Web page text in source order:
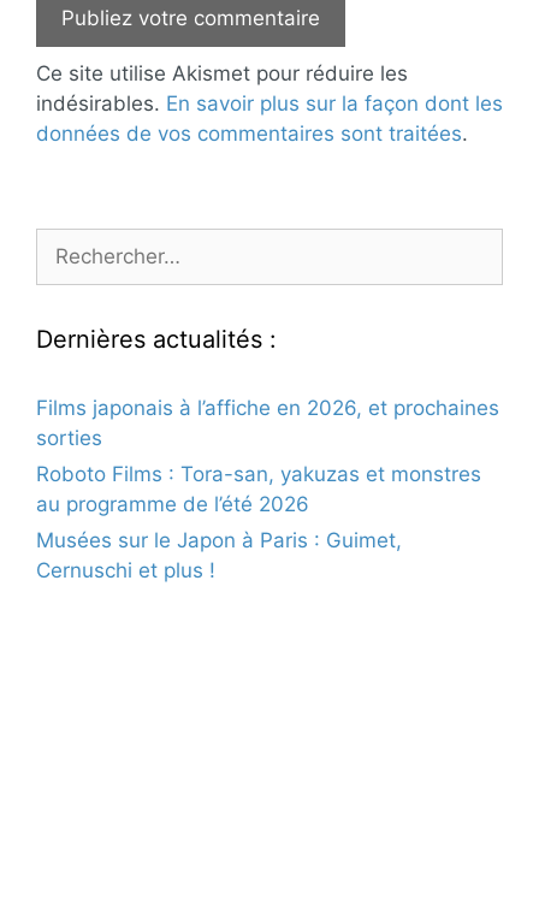
Ce site utilise Akismet pour réduire les
indésirables. En savoir plus sur la façon dont les
données de vos commentaires sont traitées.
Dernières actualités :
Films japonais à l’affiche en 2026, et prochaines
sorties
Roboto Films : Tora-san, yakuzas et monstres
au programme de l’été 2026
Musées sur le Japon à Paris : Guimet,
Cernuschi et plus !